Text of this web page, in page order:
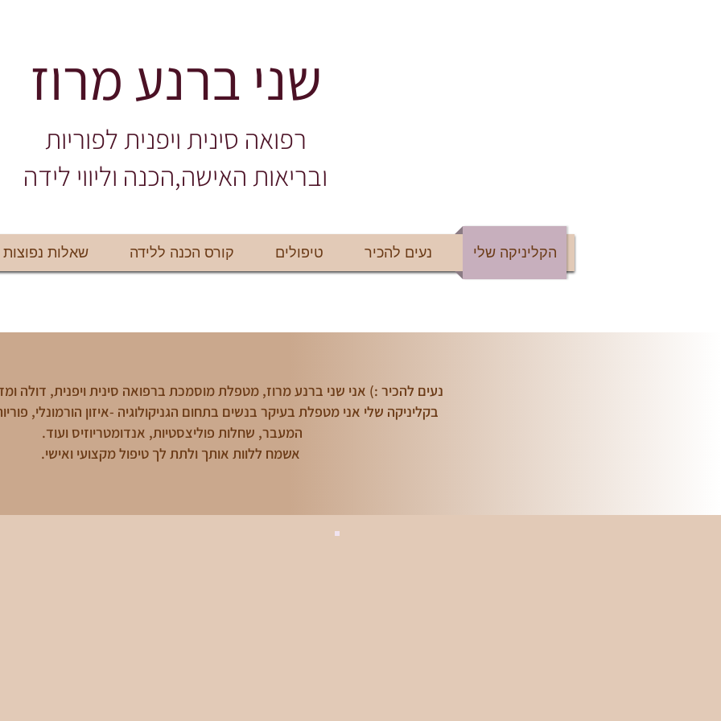
שני ברנע מרוז
רפואה סינית ויפנית לפוריות
ובריאות האישה,הכנה וליווי לידה
שאלות נפוצות קורס הכנה ללידה טיפולים נעים להכיר הקליניקה שלי
נעים להכיר :) אני שני ברנע מרוז, מטפלת מוסמכת ברפואה סינית ויפנית, דולה
בקליניקה שלי אני מטפלת בעיקר בנשים בתחום הגניקולוגיה -איזון הורמונלי,
המעבר, שחלות פוליצסטיות, אנדומטריוזיס ועוד.
אשמח ללוות אותך ולתת לך טיפול מקצועי ואישי.